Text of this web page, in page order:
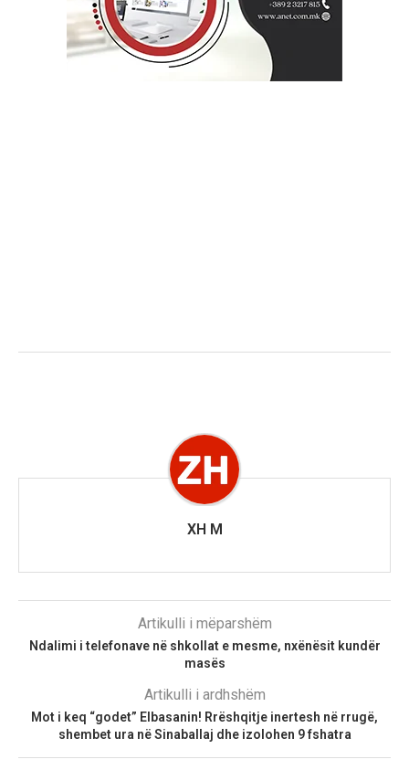
XH M
Artikulli i mëparshëm
Ndalimi i telefonave në shkollat e mesme, nxënësit kundër
masës
Artikulli i ardhshëm
Mot i keq “godet” Elbasanin! Rrëshqitje inertesh në rrugë,
shembet ura në Sinaballaj dhe izolohen 9 fshatra